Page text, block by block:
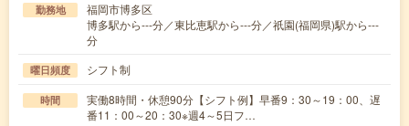
勤務地
福岡市博多区
博多駅から---分／東比恵駅から---分／祇園(福岡県)駅から---
分
曜日頻度 シフト制
時間
実働8時間・休憩90分【シフト例】早番9：30～19：00、遅
番11：00～20：30※週4～5日フ…